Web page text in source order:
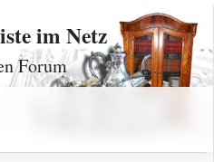
im Netz
Forum